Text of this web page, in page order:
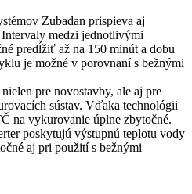
Zubadan prispieva aj
medzi jednotlivými
predĺžiť až na 150 minút a dobu
je možné v porovnaní s bežnými
pre novostavby, ale aj pre
sústav. Vďaka technológii
na vykurovanie úplne zbytočné.
poskytujú výstupnú teplotu vody
aj pri použití s bežnými